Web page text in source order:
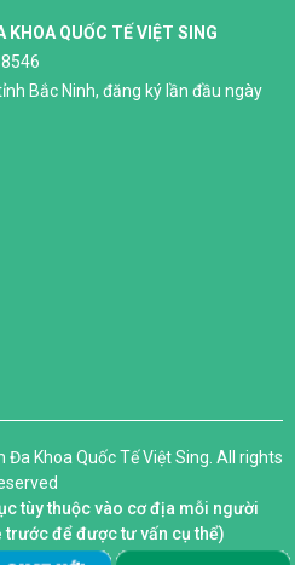
KHOA QUỐC TẾ VIỆT SING
Bắc Ninh, đăng ký lần đầu ngày
Khoa Quốc Tế Việt Sing. All rights
tùy thuộc vào cơ địa mỗi người
trước để được tư vấn cụ thể)